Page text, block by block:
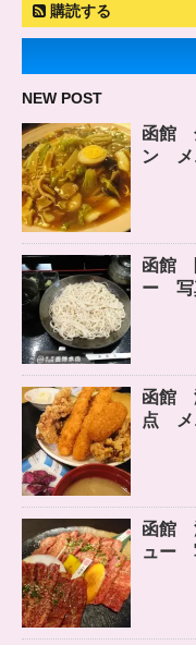
購読する
NEW POST
函館
ン メ
函館
ー 写
函館
点 メ
函館
ュー